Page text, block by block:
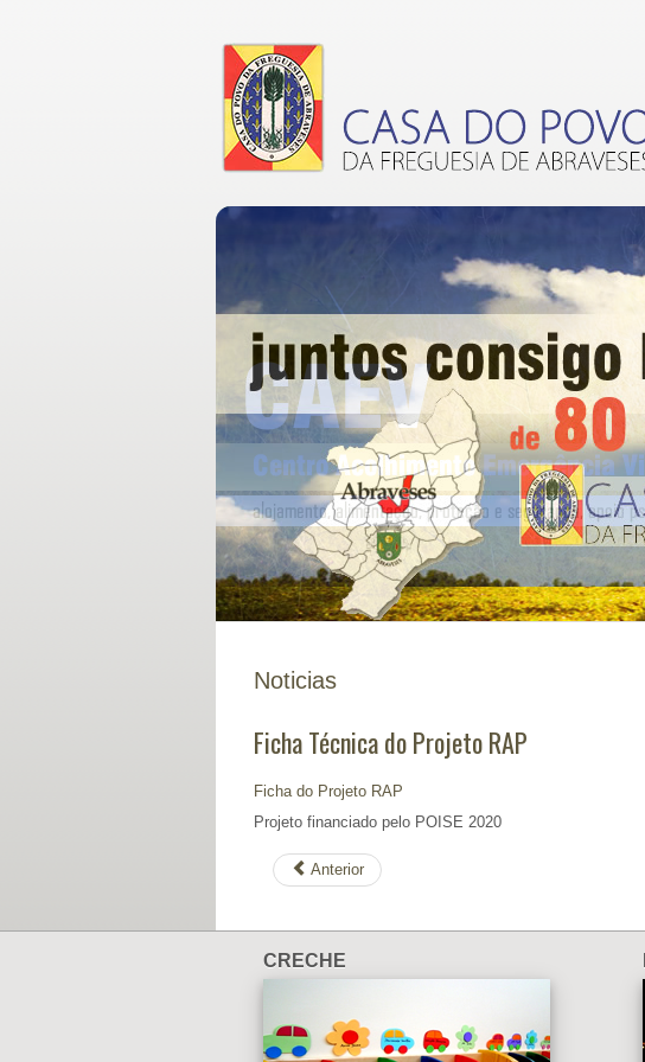
Noticias
Ficha Técnica do Projeto RAP
Ficha do Projeto RAP
Projeto financiado pelo POISE 2020
Anterior
CRECHE